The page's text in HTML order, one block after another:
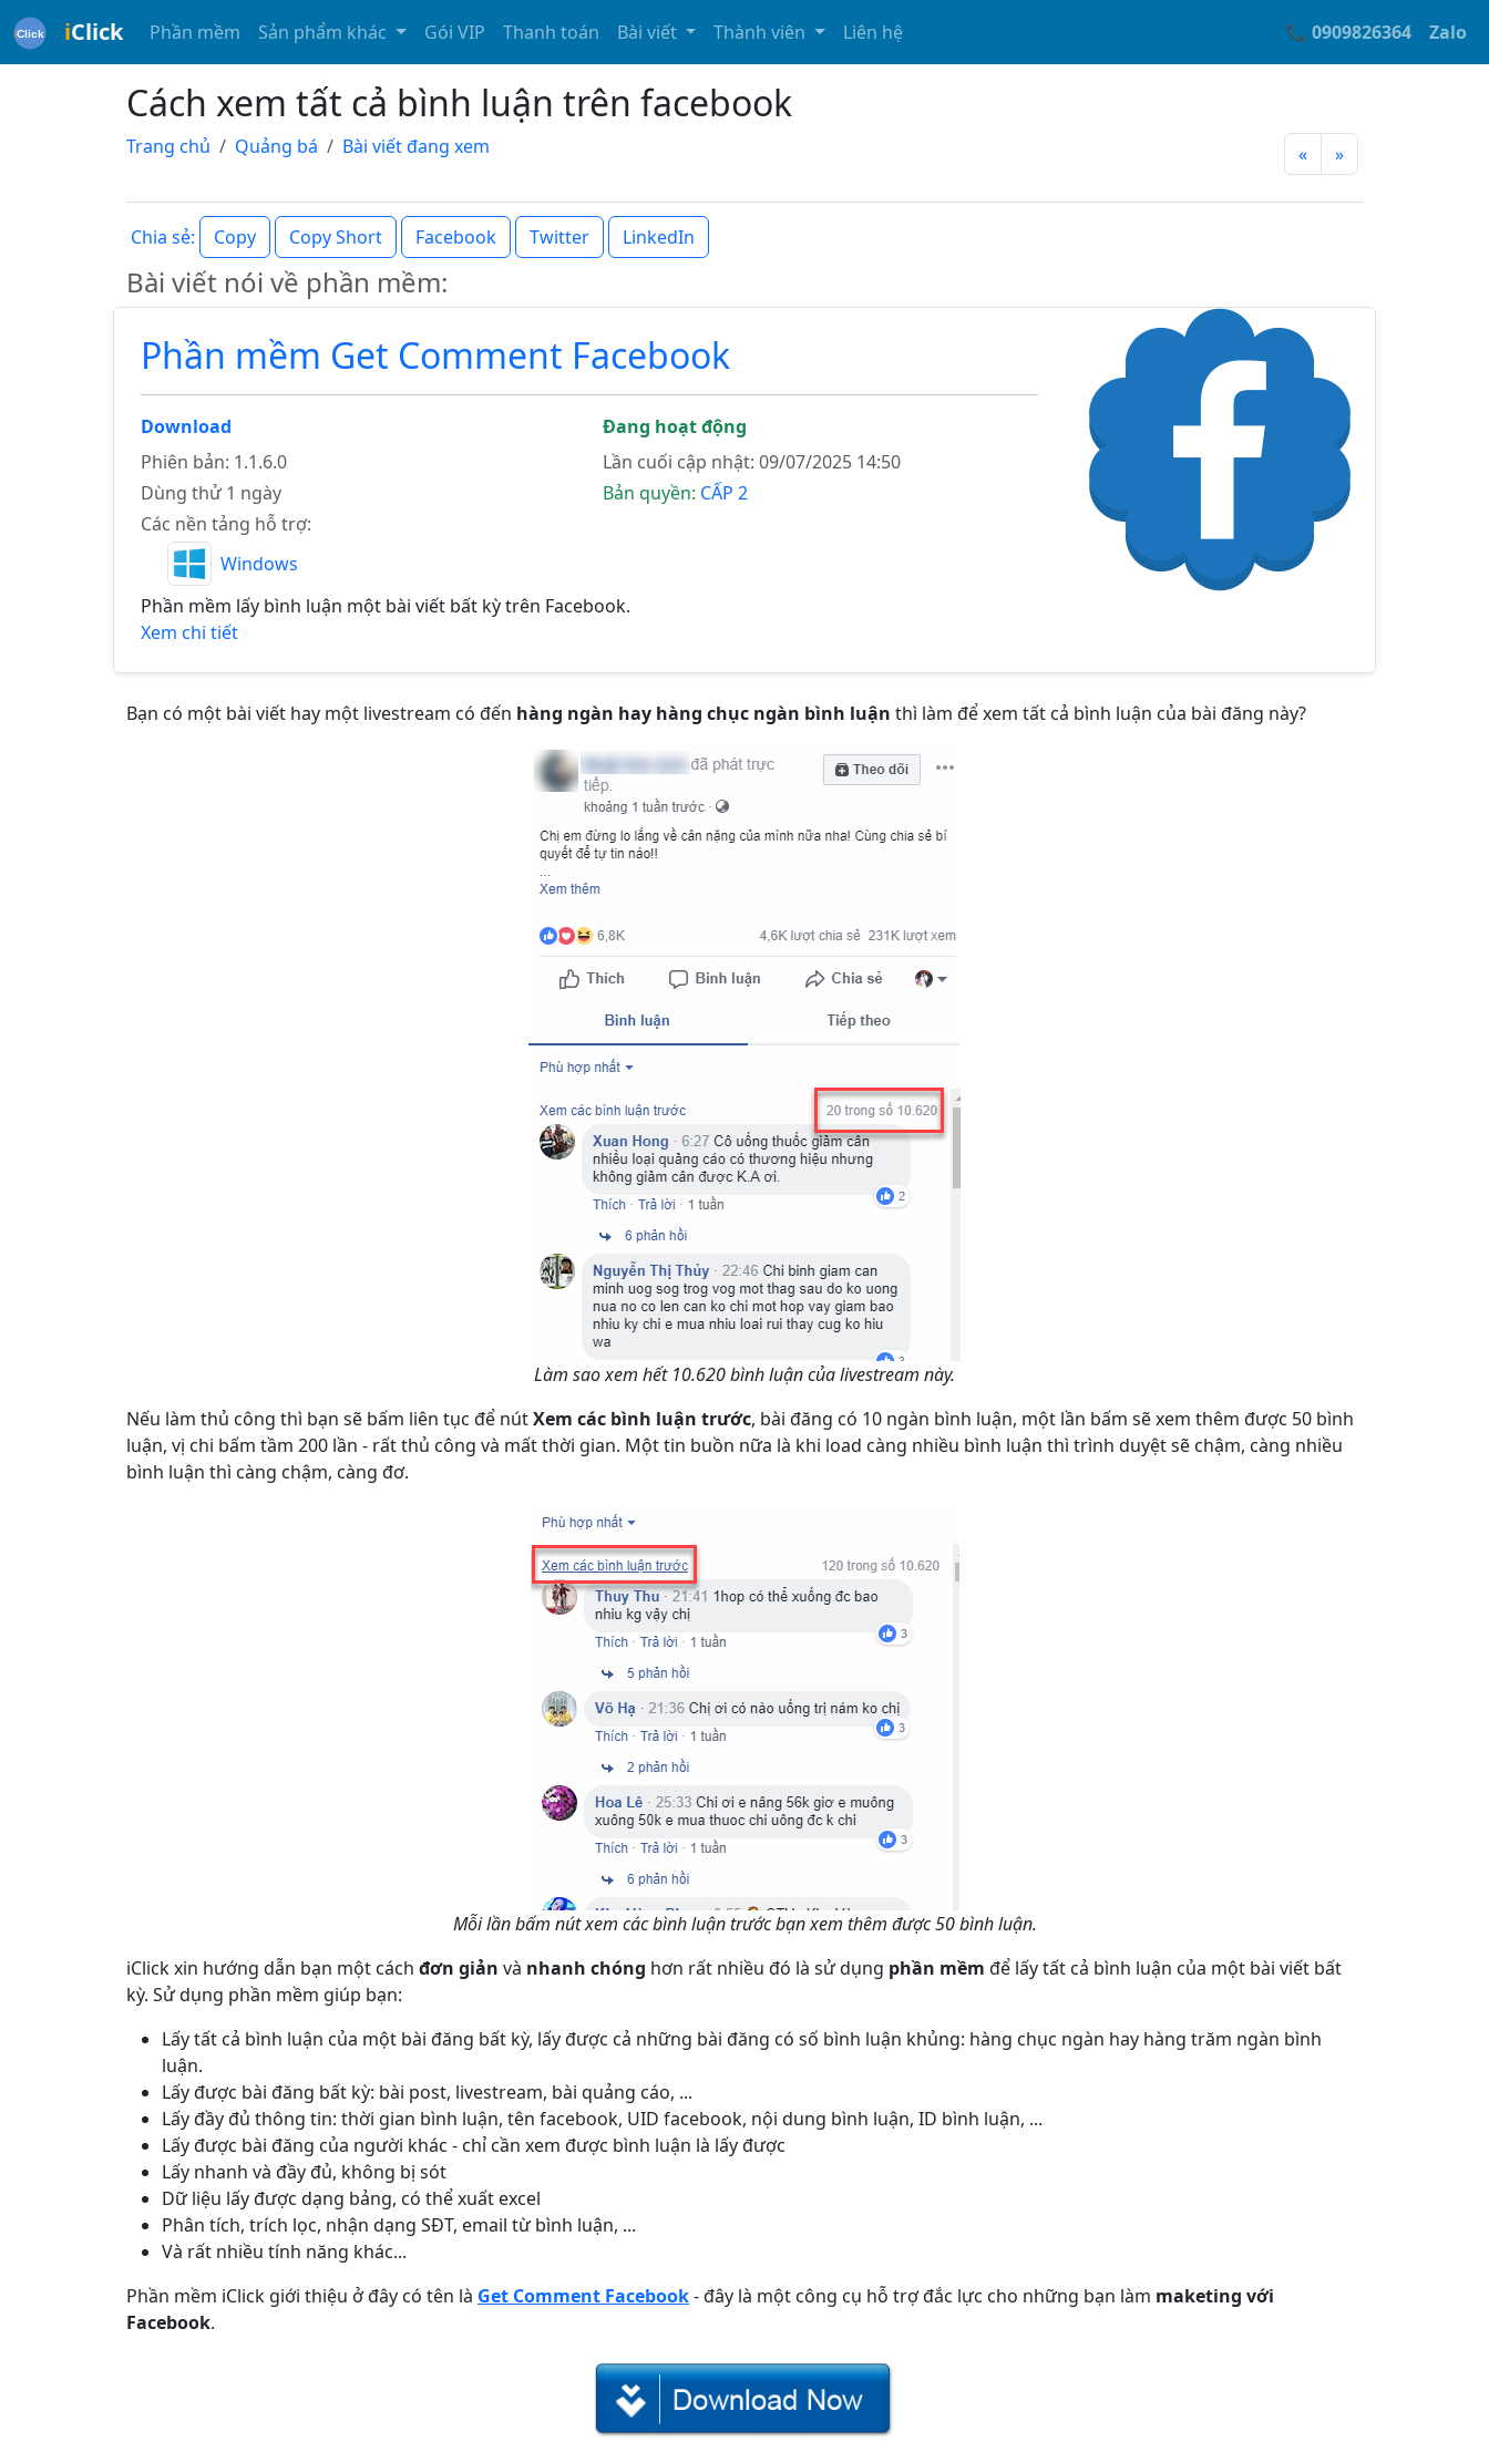
iClick Phần mềm Sản phẩm khác Gói VIP Thanh toán Bài viết Thành viên Liên hệ 📞 0909826364 Zalo
Cách xem tất cả bình luận trên facebook
Trang chủ Quảng bá Bài viết đang xem « »
Chia sẻ: Copy Copy Short Facebook Twitter LinkedIn
Bài viết nói về phần mềm:
Phần mềm Get Comment Facebook
Download
Đang hoạt động
Phiên bản: 1.1.6.0
Lần cuối cập nhật: 09/07/2025 14:50
Dùng thử 1 ngày
Bản quyền: CẤP 2
Các nền tảng hỗ trợ:
Windows
Phần mềm lấy bình luận một bài viết bất kỳ trên Facebook.
Xem chi tiết
Bạn có một bài viết hay một livestream có đến hàng ngàn hay hàng chục ngàn bình luận thì làm để xem tất cả bình luận của bài đăng này?
Làm sao xem hết 10.620 bình luận của livestream này.
Nếu làm thủ công thì bạn sẽ bấm liên tục để nútXem các bình luận trước, bài đăng có 10 ngàn bình luận, một lần bấm sẽ xem thêm được 50 bình
luận, vị chi bấm tầm 200 lần - rất thủ công và mất thời gian. Một tin buồn nữa là khi load càng nhiều bình luận thì trình duyệt sẽ chậm, càng nhiều
bình luận thì càng chậm, càng đơ.
Mỗi lần bấm nút xem các bình luận trước bạn xem thêm được 50 bình luận.
iClick xin hướng dẫn bạn một cách đơn giản và nhanh chóng hơn rất nhiều đó là sử dụng phần mềm để lấy tất cả bình luận của một bài viết bất
kỳ. Sử dụng phần mềm giúp bạn:
Lấy tất cả bình luận của một bài đăng bất kỳ, lấy được cả những bài đăng có số bình luận khủng: hàng chục ngàn hay hàng trăm ngàn bình
luận.
Lấy được bài đăng bất kỳ: bài post, livestream, bài quảng cáo, ...
Lấy đầy đủ thông tin: thời gian bình luận, tên facebook, UID facebook, nội dung bình luận, ID bình luận, ...
Lấy được bài đăng của người khác - chỉ cần xem được bình luận là lấy được
Lấy nhanh và đầy đủ, không bị sót
Dữ liệu lấy được dạng bảng, có thể xuất excel
Phân tích, trích lọc, nhận dạng SĐT, email từ bình luận, ...
Và rất nhiều tính năng khác...
Phần mềm iClick giới thiệu ở đây có tên là Get Comment Facebook- đây là một công cụ hỗ trợ đắc lực cho những bạn làm maketing với
Facebook.